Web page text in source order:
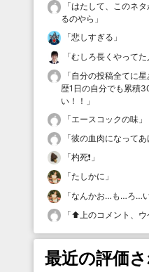
「はたして、このネ
るのやら 」
「悲しすぎる 」
「むしろ長くやって
「自分の投稿全てに
歴1日の自分でも累積
い！！ 」
「エースコックの味 」
「彼の血肉になって
「杓死❗️ 」
「たしかに 」
「なんかお…も…ろ…
「⬆️上のコメント、ウ
最近の評価